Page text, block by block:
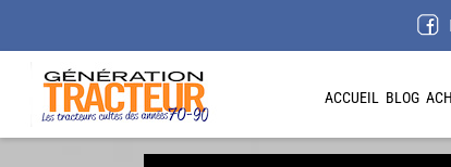
ACCUEIL BLOG